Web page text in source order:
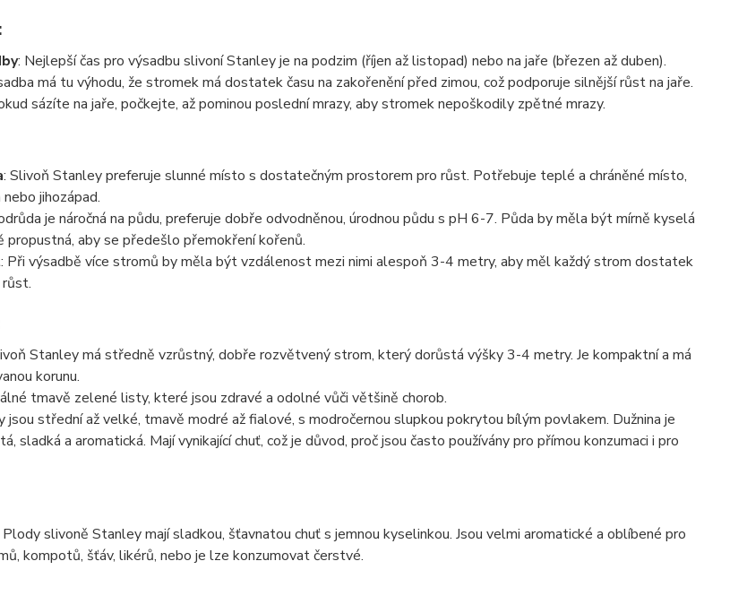
: Nejlepší čas pro výsadbu slivoní Stanley je na podzim (říjen až listopad) nebo na jaře (březen až duben).
má tu výhodu, že stromek má dostatek času na zakořenění před zimou, což podporuje silnější růst na jaře.
sázíte na jaře, počkejte, až pominou poslední mrazy, aby stromek nepoškodily zpětné mrazy.
: Slivoň Stanley preferuje slunné místo s dostatečným prostorem pro růst. Potřebuje teplé a chráněné místo,
jihozápad.
je náročná na půdu, preferuje dobře odvodněnou, úrodnou půdu s pH 6-7. Půda by měla být mírně kyselá
propustná, aby se předešlo přemokření kořenů.
: Při výsadbě více stromů by měla být vzdálenost mezi nimi alespoň 3-4 metry, aby měl každý strom dostatek
Stanley má středně vzrůstný, dobře rozvětvený strom, který dorůstá výšky 3-4 metry. Je kompaktní a má
korunu.
tmavě zelené listy, které jsou zdravé a odolné vůči většině chorob.
jsou střední až velké, tmavě modré až fialové, s modročernou slupkou pokrytou bílým povlakem. Dužnina je
sladká a aromatická. Mají vynikající chuť, což je důvod, proč jsou často používány pro přímou konzumaci i pro
Plody slivoně Stanley mají sladkou, šťavnatou chuť s jemnou kyselinkou. Jsou velmi aromatické a oblíbené pro
kompotů, šťáv, likérů, nebo je lze konzumovat čerstvé.